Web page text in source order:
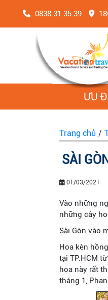
0838.31.35.39
ƯU
Trang chủ /
SÀI
01/03/2021
Vào những
những cây
Sài Gòn vào
Hoa kèn
tại TP.HCM
hoa này rất
tháng 1,